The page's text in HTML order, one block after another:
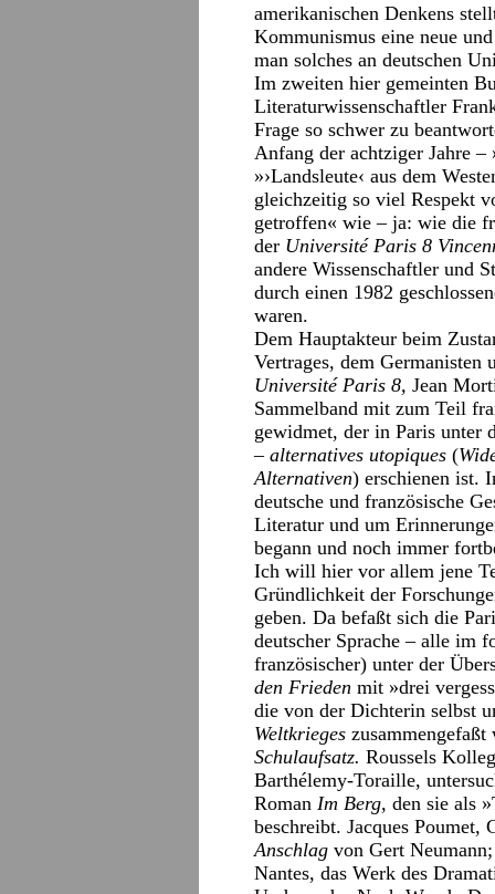
amerikanischen Denkens
Kommunismus eine neue
man solches an deutschen
Im zweiten hier gemeinten
Literaturwissenschaftler
Frage so schwer zu
Anfang der achtziger Jahre –
»›Landsleute‹ aus dem
gleichzeitig so viel Respekt
getroffen« wie – ja: wie die
der Université Paris 8
andere Wissenschaftler und
durch einen 1982
waren.
Dem Hauptakteur beim
Vertrages, dem Germanisten
Université Paris 8, Jean
Sammelband mit zum Teil
gewidmet, der in Paris unter
– alternatives utopiques (
Alternativen) erschienen ist.
deutsche und französische
Literatur und um
begann und noch immer
Ich will hier vor allem jene
Gründlichkeit der
geben. Da befaßt sich die
deutscher Sprache – alle im
französischer) unter der
den Frieden mit »drei
die von der Dichterin selbst
Weltkrieges
Schulaufsatz. Roussels
Barthélemy-Toraille,
Roman Im Berg, den sie als
beschreibt. Jacques Poumet,
Anschlag von Gert
Nantes, das Werk des